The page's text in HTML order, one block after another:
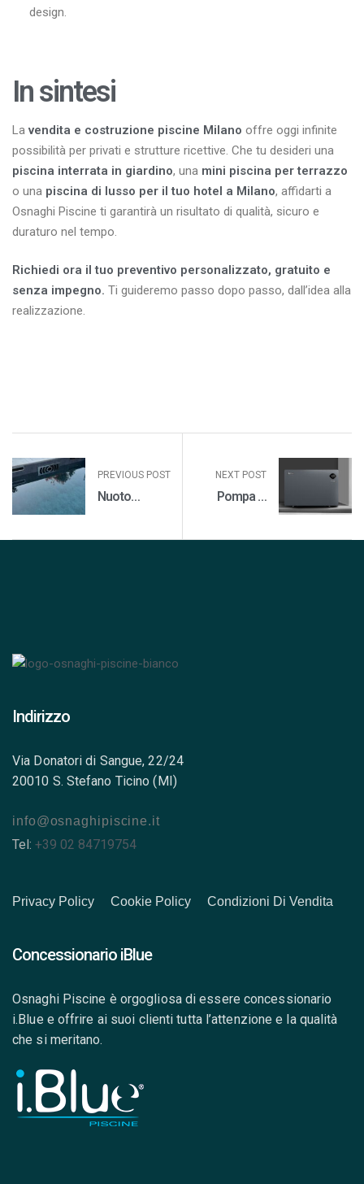
design.
In sintesi
La vendita e costruzione piscine Milano offre oggi infinite
possibilità per privati e strutture ricettive. Che tu desideri una
piscina interrata in giardino, una mini piscina per terrazzo
o una piscina di lusso per il tuo hotel a Milano, affidarti a
Osnaghi Piscine ti garantirà un risultato di qualità, sicuro e
duraturo nel tempo.
Richiedi ora il tuo preventivo personalizzato, gratuito e
senza impegno. Ti guideremo passo dopo passo, dall’idea alla
realizzazione.
PREVIOUS POST
Nuoto
NEXT POST
Pompa di
Indirizzo
Via Donatori di Sangue, 22/24
20010 S. Stefano Ticino (MI)
info@osnaghipiscine.it
Tel: +39 02 84719754
Privacy Policy Cookie Policy Condizioni Di Vendita
Concessionario iBlue
Osnaghi Piscine è orgogliosa di essere concessionario
i.Blue e offrire ai suoi clienti tutta l’attenzione e la qualità
che si meritano.